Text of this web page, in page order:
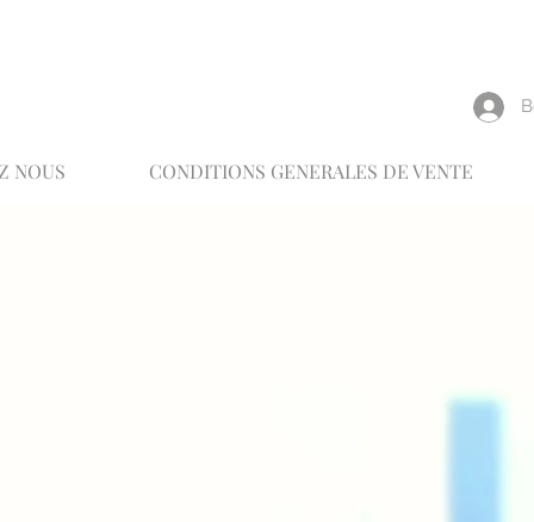
NOUS CONDITIONS GENERALES DE VENTE